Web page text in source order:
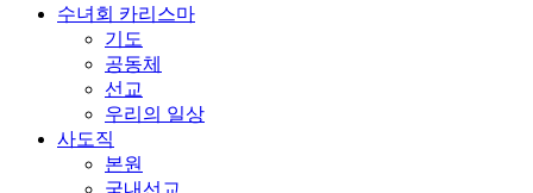
수녀회 카리스마
기도
공동체
선교
우리의 일상
사도직
본원
국내선교